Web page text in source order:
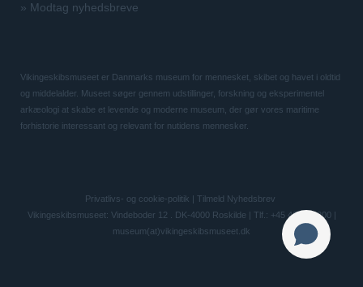
» Modtag nyhedsbreve
Vikingeskibsmuseet er Danmarks museum for mennesket, skibet og havet i oldtid
og middelalder. Museet søger gennem udstillinger, forskning og eksperimentel
arkæologi at skabe et levende og moderne museum, der gør vores maritime
forhistorie interessant og relevant for nutidens mennesker.
Privatlivs- og cookie-politik | Tilmeld Nyhedsbrev
Vikingeskibsmuseet: Vindeboder 12 . DK-4000 Roskilde | Tlf.: +45 46 300 200 |
museum(at)vikingeskibsmuseet.dk